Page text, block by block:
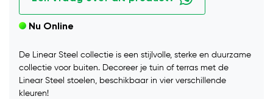
Nu Online
De Linear Steel collectie is een stijlvolle, sterke en duurzame
collectie voor buiten. Decoreer je tuin of terras met de
Linear Steel stoelen, beschikbaar in vier verschillende
kleuren!